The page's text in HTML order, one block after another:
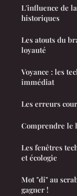
L'influence de
historiques
Les atouts du
loyauté
Voyance : les
immédiat
Les erreurs
Comprendre le
Les fenêtres
et écologie
Mot "di" au
gagner !